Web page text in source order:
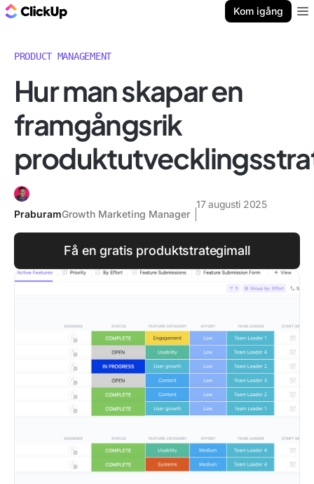
Kom igång
PRODUCT MANAGEMENT
Hur man skapar en
framgångsrik
PraburamGrowth Marketing Manager
17 augusti 2025
Få en gratis produktstrategimall